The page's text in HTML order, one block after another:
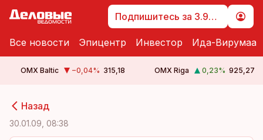
Подпишитесь за 3.99 €
Все новости Эпицентр Инвестор Ида-Вирумаа
OMX Baltic −0,04% 315,18 OMX Riga 0,23% 925,27
Назад
30.01.09, 08:38